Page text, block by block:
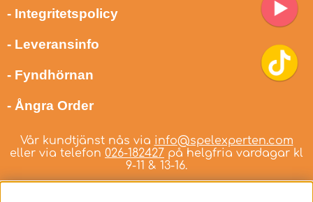
- Integritetspolicy
- Leveransinfo
- Fyndhörnan
- Ångra Order
Vår kundtjänst nås via info@spelexperten.com
eller via telefon 026-182427 på helgfria vardagar kl
9-11 & 13-16.